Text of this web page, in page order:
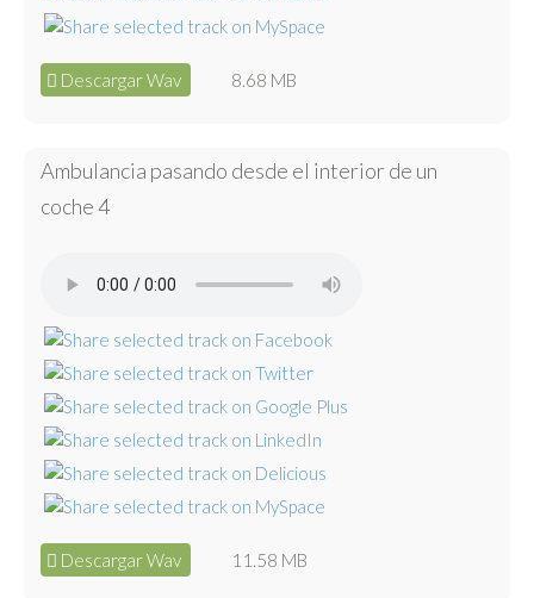
Descargar Wav 8.68 MB
Ambulancia pasando desde el interior de un
coche 4
Descargar Wav 11.58 MB